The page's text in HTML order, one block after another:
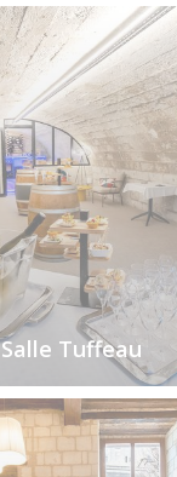
Salle Tuffeau